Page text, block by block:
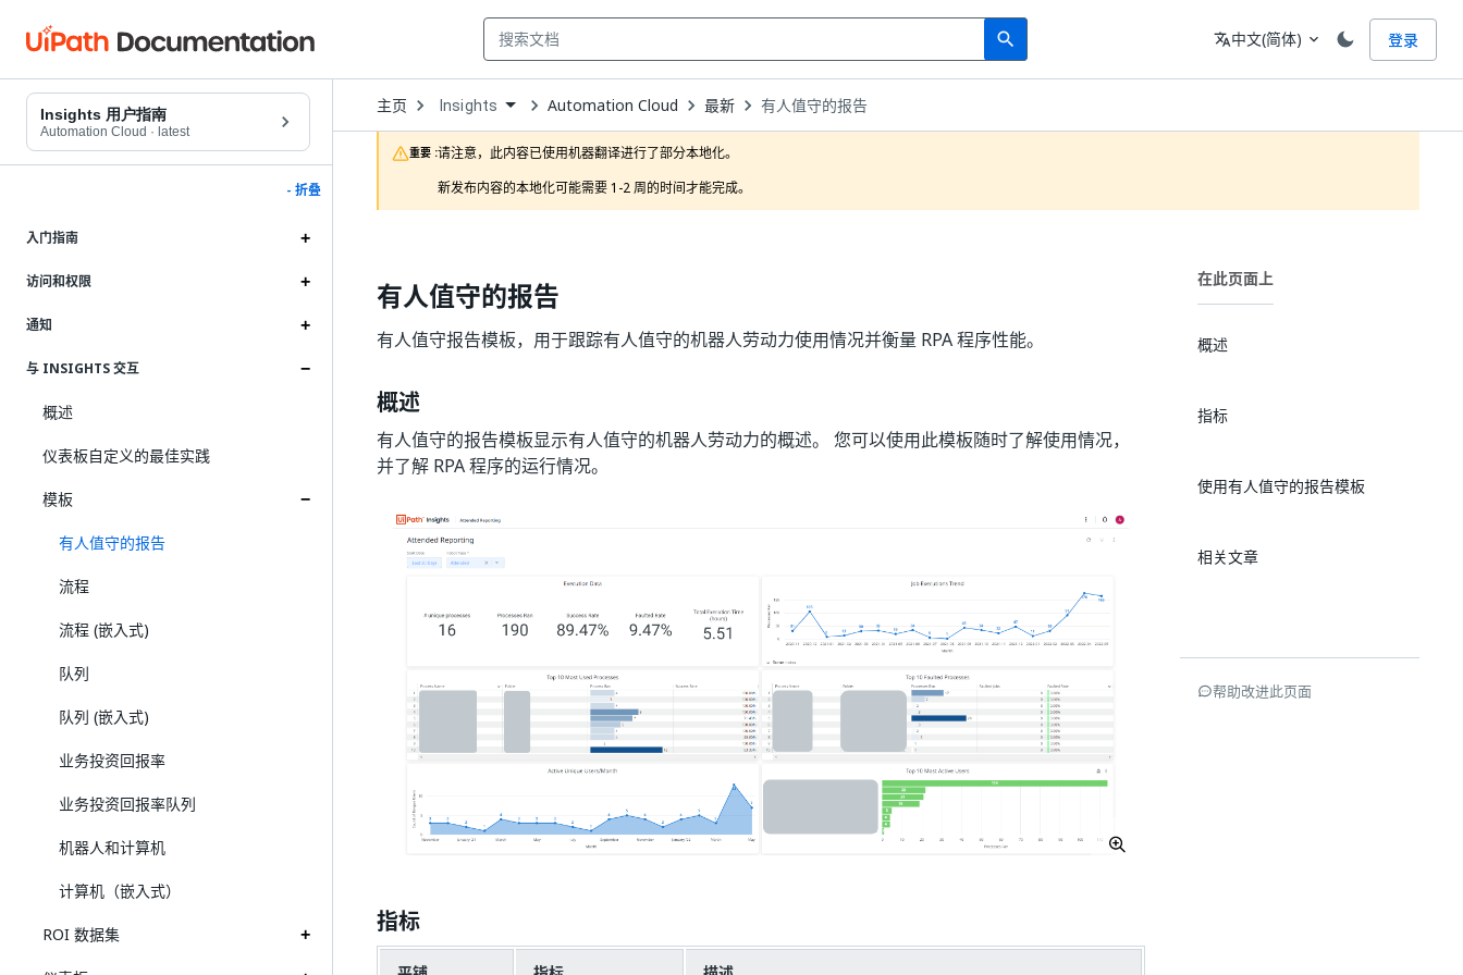
search
Search 语言
translate中文(简体) expand_more 登录
Insights 用户指南
Automation Cloud · latest
- 折叠
入门指南
访问和权限
通知
与 INSIGHTS 交互
概述
仪表板自定义的最佳实践
模板
有人值守的报告
流程
流程 (嵌入式)
队列
队列 (嵌入式)
业务投资回报率
业务投资回报率队列
机器人和计算机
计算机（嵌入式）
ROI 数据集
主页 Open
Dropdown
to
choose
product
Insights Automation Cloud 最新 有人值守的报告
重要 :请注意，此内容已使用机器翻译进行了部分本地化。
新发布内容的本地化可能需要 1-2 周的时间才能完成。
有人值守的报告
有人值守报告模板，用于跟踪有人值守的机器人劳动力使用情况并衡量 RPA 程序性能。
概述
有人值守的报告模板显示有人值守的机器人劳动力的概述。 您可以使用此模板随时了解使用情况，
并了解 RPA 程序的运行情况。
指标
在此页面上
概述
指标
使用有人值守的报告模板
相关文章
帮助改进此页面